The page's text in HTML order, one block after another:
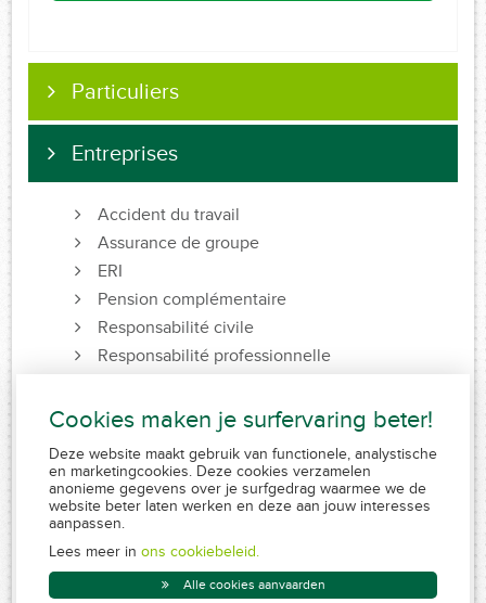
Particuliers
Entreprises
Accident du travail
Assurance de groupe
ERI
Pension complémentaire
Responsabilité civile
Responsabilité professionnelle
Voiture
Votre entreprise
Conduite MiFID
Cookies maken je surfervaring beter!
Deze website maakt gebruik van functionele, analystische
en marketingcookies. Deze cookies verzamelen
anonieme gegevens over je surfgedrag waarmee we de
website beter laten werken en deze aan jouw interesses
aanpassen.
Lees meer in ons cookiebeleid.
Alle cookies aanvaarden